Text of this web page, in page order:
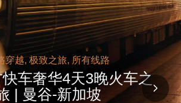
穿越, 极致之旅, 所有线路
车奢华4天3晚火车之
| 曼谷-新加坡